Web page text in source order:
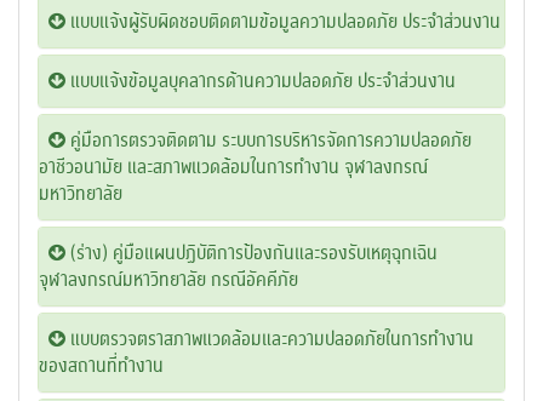
แบบแจ้งผู้รับผิดชอบติดตามข้อมูลความปลอดภัย ประจำส่วนงาน
แบบแจ้งข้อมูลบุคลากรด้านความปลอดภัย ประจำส่วนงาน
คู่มือการตรวจติดตาม ระบบการบริหารจัดการความปลอดภัย
อาชีวอนามัย และสภาพแวดล้อมในการทำงาน จุฬาลงกรณ์
มหาวิทยาลัย
(ร่าง) คู่มือแผนปฏิบัติการป้องกันและรองรับเหตุฉุกเฉิน
จุฬาลงกรณ์มหาวิทยาลัย กรณีอัคคีภัย
แบบตรวจตราสภาพแวดล้อมและความปลอดภัยในการทำงาน
ของสถานที่ทำงาน